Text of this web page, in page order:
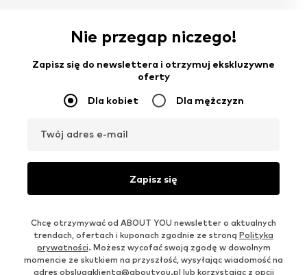
Nie przegap niczego!
Zapisz się do newslettera i otrzymuj ekskluzywne
oferty
Dla kobiet Dla mężczyzn
Twój adres e-mail
Zapisz się
Chcę otrzymywać od ABOUT YOU newsletter o aktualnych
trendach, ofertach i kuponach zgodnie ze stroną Polityka
prywatności. Możesz wycofać swoją zgodę w dowolnym
momencie ze skutkiem na przyszłość, wysyłając wiadomość na
adres obslugaklienta@aboutyou.pl lub korzystając z opcji